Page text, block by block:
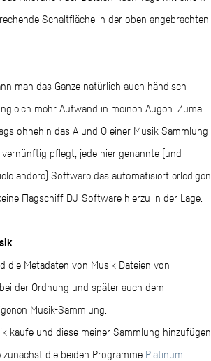
Schaltfläche in der oben angebrachten
man das Ganze natürlich auch händisch
mehr Aufwand in meinen Augen. Zumal
ohnehin das A und O einer Musik-Sammlung
pflegt, jede hier genannte (und
andere) Software das automatisiert erledigen
Flagschiff DJ-Software hierzu in der Lage.
die Metadaten von Musik-Dateien von
der Ordnung und später auch dem
Musik-Sammlung.
kaufe und diese meiner Sammlung hinzufügen
die beiden Programme Platinum